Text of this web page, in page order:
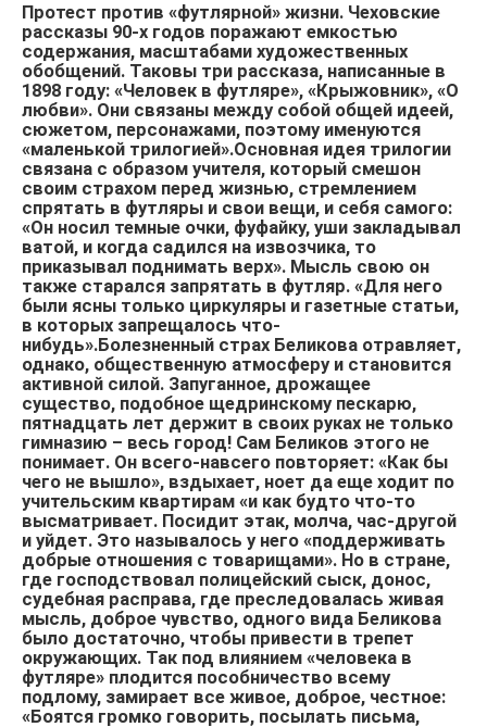
Протест против «футлярной» жизни. Чеховские
рассказы 90-х годов поражают емкостью
содержания, масштабами художественных
обобщений. Таковы три рассказа, написанные в
1898 году: «Человек в футляре», «Крыжовник», «О
любви». Они связаны между собой общей идеей,
сюжетом, персонажами, поэтому именуются
«маленькой трилогией».Основная идея трилогии
связана с образом учителя, который смешон
своим страхом перед жизнью, стремлением
спрятать в футляры и свои вещи, и себя самого:
«Он носил темные очки, фуфайку, уши закладывал
ватой, и когда садился на извозчика, то
приказывал поднимать верх». Мысль свою он
также старался запрятать в футляр. «Для него
были ясны только циркуляры и газетные статьи,
в которых запрещалось что-
нибудь».Болезненный страх Беликова отравляет,
однако, общественную атмосферу и становится
активной силой. Запуганное, дрожащее
существо, подобное щедринскому пескарю,
пятнадцать лет держит в своих руках не только
гимназию – весь город! Сам Беликов этого не
понимает. Он всего-навсего повторяет: «Как бы
чего не вышло», вздыхает, ноет да еще ходит по
учительским квартирам «и как будто что-то
высматривает. Посидит этак, молча, час-другой
и уйдет. Это называлось у него «поддерживать
добрые отношения с товарищами». Но в стране,
где господствовал полицейский сыск, донос,
судебная расправа, где преследовалась живая
мысль, доброе чувство, одного вида Беликова
было достаточно, чтобы привести в трепет
окружающих. Так под влиянием «человека в
футляре» плодится пособничество всему
подлому, замирает все живое, доброе, честное:
«Боятся громко говорить, посылать письма,